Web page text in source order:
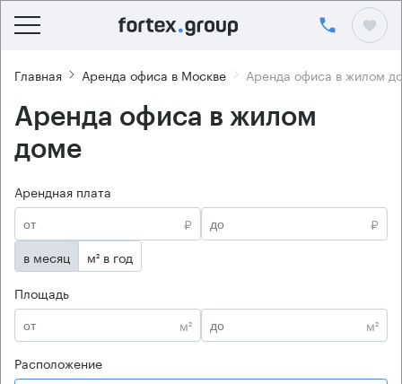
Главная Аренда офиса в Москве Аренда офиса в жилом
Аренда офиса в жилом
доме
Арендная плата
₽
₽
в месяц
м² в год
Площадь
м²
м²
Расположение